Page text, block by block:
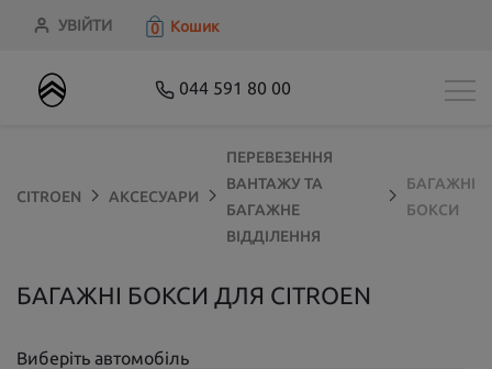
УВІЙТИ 0 Кошик
044 591 80 00
CITROEN АКСЕСУАРИ
ПЕРЕВЕЗЕННЯ
ВАНТАЖУ ТА
БАГАЖНЕ
ВІДДІЛЕННЯ
БАГАЖНІ
БОКСИ
БАГАЖНІ БОКСИ ДЛЯ CITROEN
Виберіть автомобіль